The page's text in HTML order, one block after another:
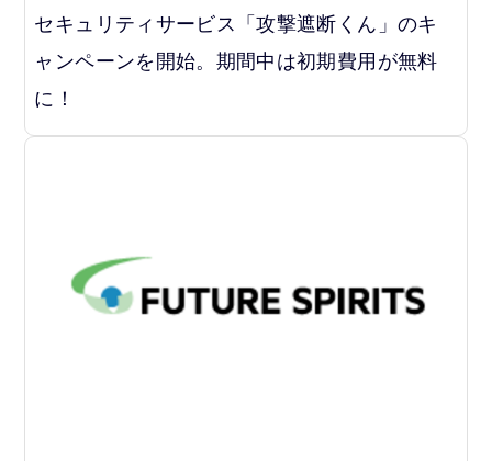
セキュリティサービス「攻撃遮断くん」のキ
ャンペーンを開始。期間中は初期費用が無料
に！